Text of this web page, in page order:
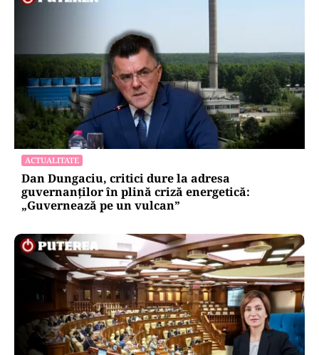
ACTUALITATE
Dan Dungaciu, critici dure la adresa
guvernanților în plină criză energetică:
„Guvernează pe un vulcan”